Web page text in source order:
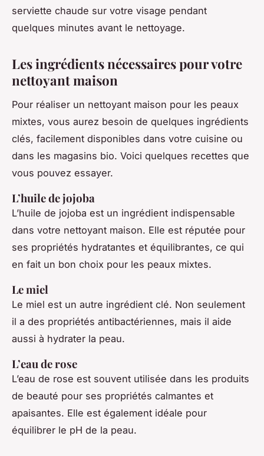
serviette chaude sur votre visage pendant
quelques minutes avant le nettoyage.
Les ingrédients nécessaires pour votre
nettoyant maison
Pour réaliser un nettoyant maison pour les peaux
mixtes, vous aurez besoin de quelques ingrédients
clés, facilement disponibles dans votre cuisine ou
dans les magasins bio. Voici quelques recettes que
vous pouvez essayer.
L’huile de jojoba
L’huile de jojoba est un ingrédient indispensable
dans votre nettoyant maison. Elle est réputée pour
ses propriétés hydratantes et équilibrantes, ce qui
en fait un bon choix pour les peaux mixtes.
Le miel
Le miel est un autre ingrédient clé. Non seulement
il a des propriétés antibactériennes, mais il aide
aussi à hydrater la peau.
L’eau de rose
L’eau de rose est souvent utilisée dans les produits
de beauté pour ses propriétés calmantes et
apaisantes. Elle est également idéale pour
équilibrer le pH de la peau.